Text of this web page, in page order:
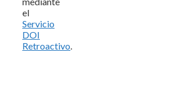
el
Servicio
DOI
Retroactivo.